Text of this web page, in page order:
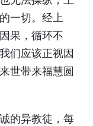
一切。经上
果，循环不
们应该正视因
世带来福慧圆
的异教徒，每